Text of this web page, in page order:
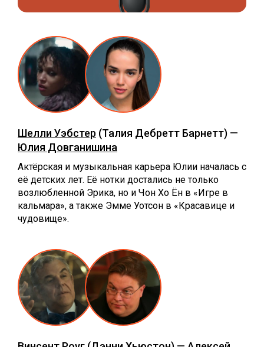
Шелли Уэбстер (Талия Дебретт Барнетт) —
Юлия Довганишина
Актёрская и музыкальная карьера Юлии началась с
её детских лет. Её нотки достались не только
возлюбленной Эрика, но и Чон Хо Ён в «Игре в
кальмара», а также Эмме Уотсон в «Красавице и
чудовище».